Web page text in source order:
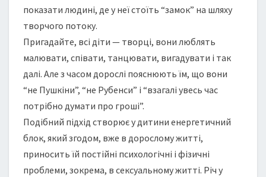
показати людині, де у неї стоїть “замок” на шляху
творчого потоку.
Пригадайте, всі діти — творці, вони люблять
малювати, співати, танцювати, вигадувати і так
далі. Але з часом дорослі пояснюють їм, що вони
“не Пушкіни”, “не Рубенси” і “взагалі увесь час
потрібно думати про гроші”.
Подібний підхід створює у дитини енергетичний
блок, який згодом, вже в дорослому житті,
приносить їй постійні психологічні і фізичні
проблеми, зокрема, в сексуальному житті. Річ у